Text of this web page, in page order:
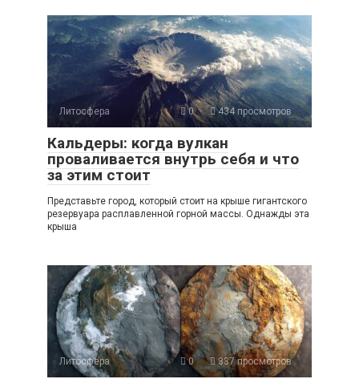
Литосфера 0 434 просмотров
Кальдеры: когда вулкан
проваливается внутрь себя и что
за этим стоит
Представьте город, который стоит на крыше гигантского
резервуара расплавленной горной массы. Однажды эта
крыша
Литосфера 0 337 просмотров